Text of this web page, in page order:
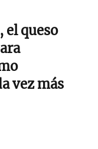
el queso
vez más